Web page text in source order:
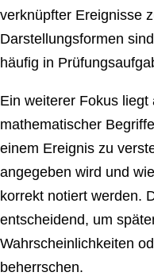
verknüpfter Ereignisse
Darstellungsformen
häufig in
Ein weiterer Fokus
mathematischer
einem Ereignis zu
angegeben wird und
korrekt notiert werden.
entscheidend, um
Wahrscheinlichkeiten
beherrschen.